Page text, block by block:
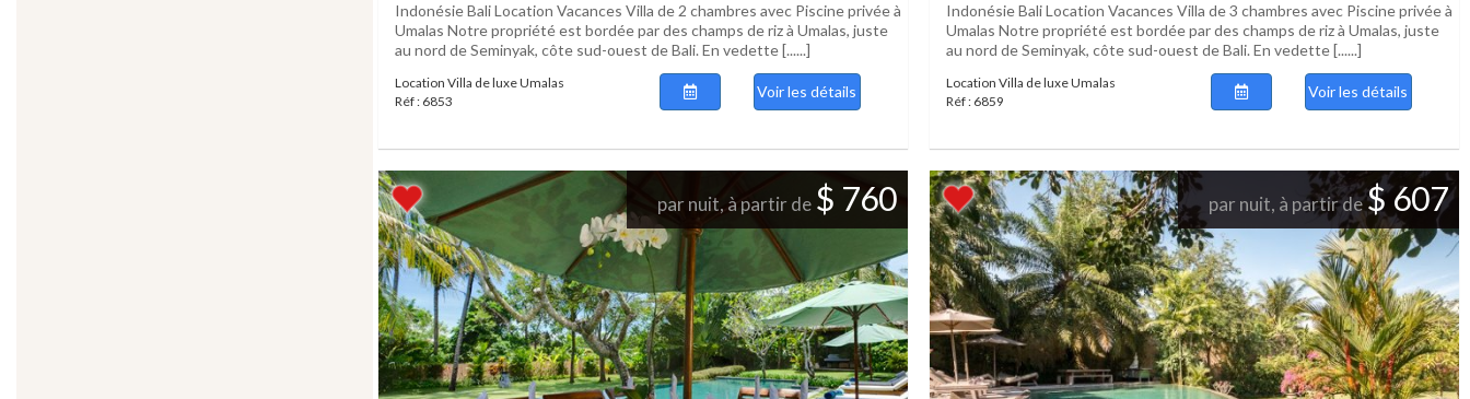
Indonésie Bali Location Vacances Villa de 2 chambres avec Piscine privée à
Umalas Notre propriété est bordée par des champs de riz à Umalas, juste
au nord de Seminyak, côte sud-ouest de Bali. En vedette [......]
Location Villa de luxe Umalas
Réf : 6853
Voir les détails
Indonésie Bali Location Vacances Villa de 3 chambres avec Piscine privée à
Umalas Notre propriété est bordée par des champs de riz à Umalas, juste
au nord de Seminyak, côte sud-ouest de Bali. En vedette [......]
Location Villa de luxe Umalas
Réf : 6859
Voir les détails
par nuit, à partir de $ 760 par nuit, à partir de$ 607